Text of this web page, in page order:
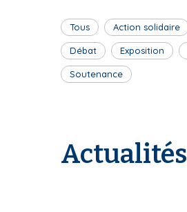
Tous Action solidaire
Débat Exposition
Soutenance
Actualités